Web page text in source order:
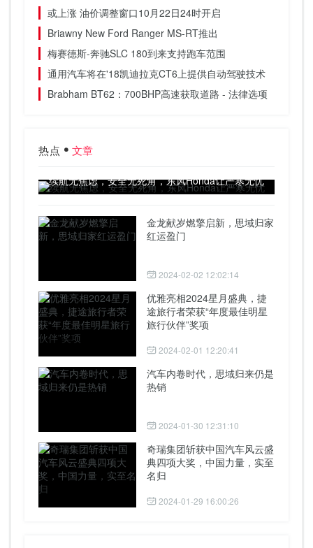
或上涨 油价调整窗口10月22日24时开启
Briawny New Ford Ranger MS-RT推出
梅赛德斯-奔驰SLC 180到来支持跑车范围
通用汽车将在'18凯迪拉克CT6上提供自动驾驶技术
Brabham BT62：700BHP高速获取道路 - 法律选项
热点 文章
续航无焦虑，安全无死角，东风Honda让严寒无忧
金龙献岁燃擎启新，思域归家
红运盈门
2024-02-02 12:02:14
优雅亮相2024星月盛典，捷
途旅行者荣获“年度最佳明星
旅行伙伴”奖项
2024-02-01 12:20:41
汽车内卷时代，思域归来仍是
热销
2024-01-30 12:31:10
奇瑞集团斩获中国汽车风云盛
典四项大奖，中国力量，实至
名归
2024-01-29 16:00:26